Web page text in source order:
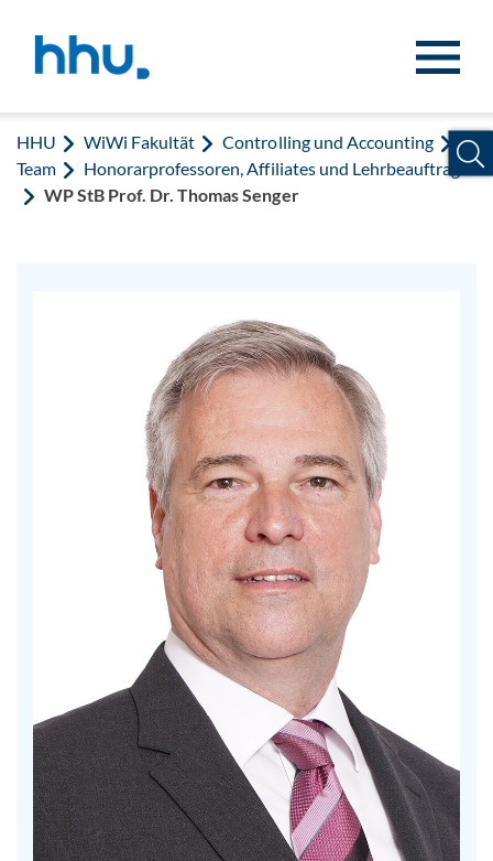
HHU WiWi Fakultät
Controlling und Accounting
Team
Honorarprofessoren, Affiliates und Lehrbeauftragte
WP StB Prof. Dr. Thomas Senger